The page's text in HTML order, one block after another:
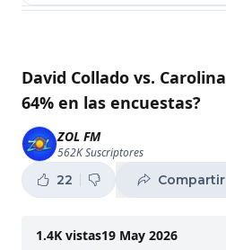
NOTICIAS
SHORTS
PODCAST
ZOL TV
David Collado vs.
64% en las encuestas?
ZOL FM
562KSuscriptores
22 Compartir
1.4K vistas19 May 2026